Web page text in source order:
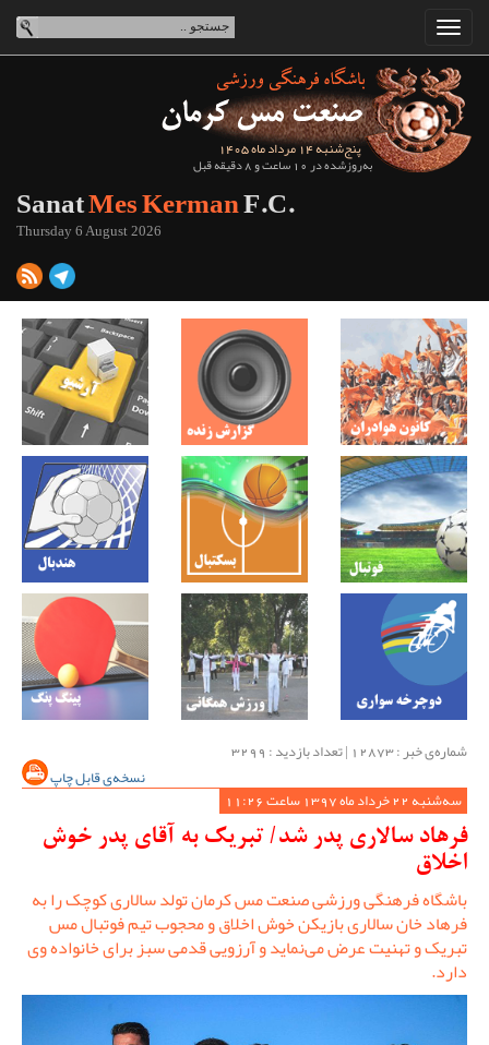
پنج‌شنبه 14 مرداد ماه 1405
به‌روزشده در 10 ساعت و 8 دقیقه قبل
SanatMes KermanF.C.
Thursday 6 August 2026
شماره‌ی خبر : ‌12873 | تعداد بازدید : 3299
نسخه‌ی قابل چاپ
سه‌شنبه 22 خرداد ماه 1397 ساعت 11:26
فرهاد سالاری پدر شد/ تبریک به آقای پدر خوش
اخلاق
باشگاه فرهنگی ورزشی صنعت مس کرمان تولد سالاری کوچک را به
فرهاد خان سالاری بازیکن خوش اخلاق و محجوب تیم فوتبال مس
تبریک و تهنیت عرض می‌نماید و آرزویی قدمی سبز برای خانواده وی
دارد.